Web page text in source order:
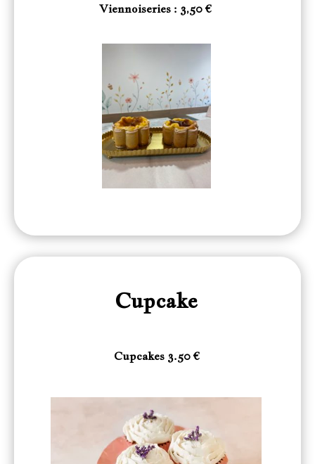
Viennoiseries : 3,50 €
Cupcake
Cupcakes 3.50 €